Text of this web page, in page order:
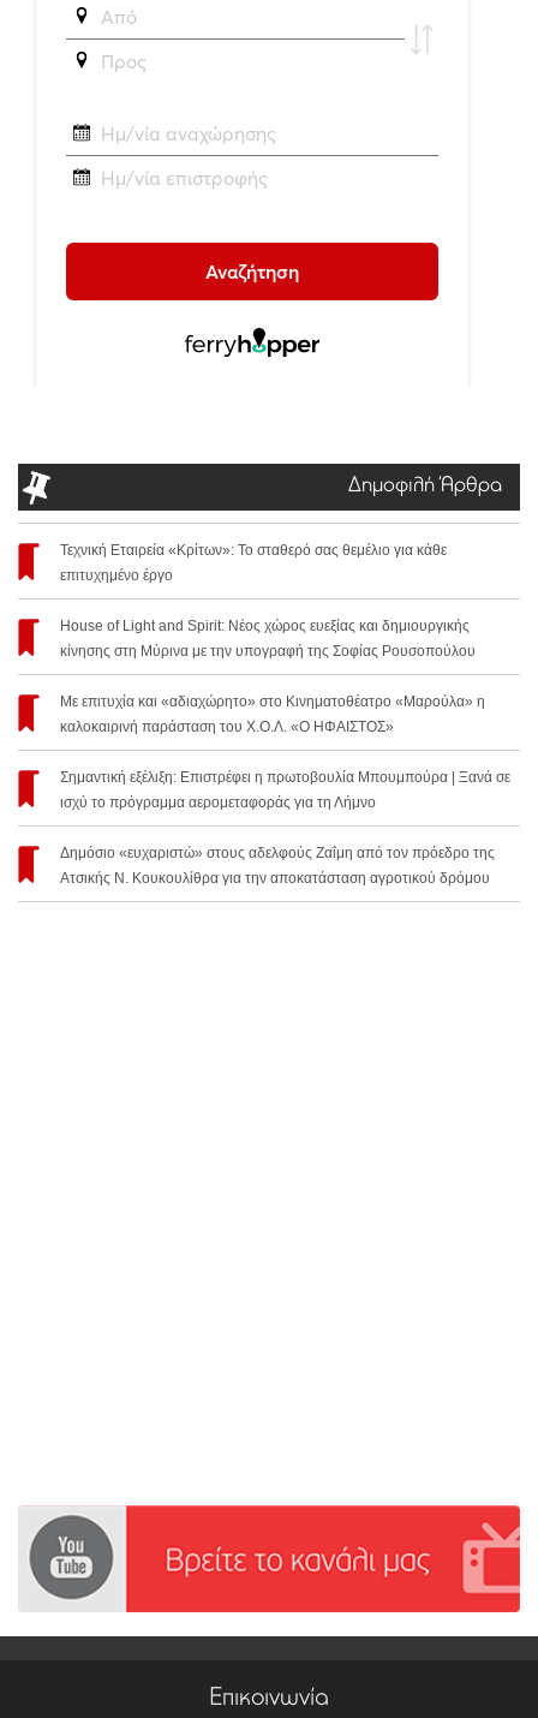
Δημοφιλή Άρθρα
Τεχνική Εταιρεία «Κρίτων»: Το σταθερό σας θεμέλιο για κάθε
επιτυχημένο έργο
House of Light and Spirit: Νέος χώρος ευεξίας και δημιουργικής
κίνησης στη Μύρινα με την υπογραφή της Σοφίας Ρουσοπούλου
Με επιτυχία και «αδιαχώρητο» στο Κινηματοθέατρο «Μαρούλα» η
καλοκαιρινή παράσταση του Χ.Ο.Λ. «Ο ΗΦΑΙΣΤΟΣ»
Σημαντική εξέλιξη: Επιστρέφει η πρωτοβουλία Μπουμπούρα | Ξανά σε
ισχύ το πρόγραμμα αερομεταφοράς για τη Λήμνο
Δημόσιο «ευχαριστώ» στους αδελφούς Ζαΐμη από τον πρόεδρο της
Ατσικής Ν. Κουκουλίθρα για την αποκατάσταση αγροτικού δρόμου
Επικοινωνία